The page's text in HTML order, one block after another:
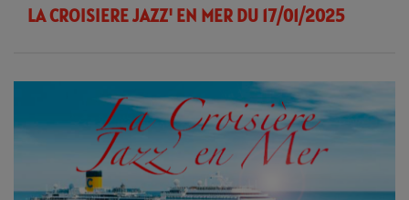
LA CROISIERE JAZZ' EN MER DU 17/01/2025